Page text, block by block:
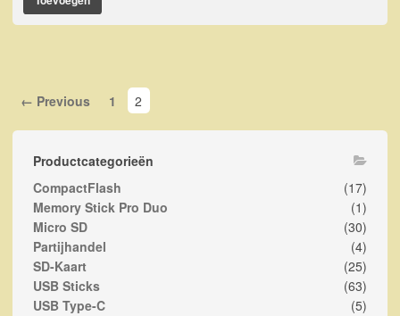
← Previous 1 2
Productcategorieën
CompactFlash
(17)
Memory Stick Pro Duo
(1)
Micro SD
(30)
Partijhandel
(4)
SD-Kaart
(25)
USB Sticks
(63)
USB Type-C
(5)